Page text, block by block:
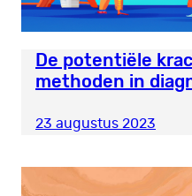
De potentiële
methoden in
23 augustus 2023